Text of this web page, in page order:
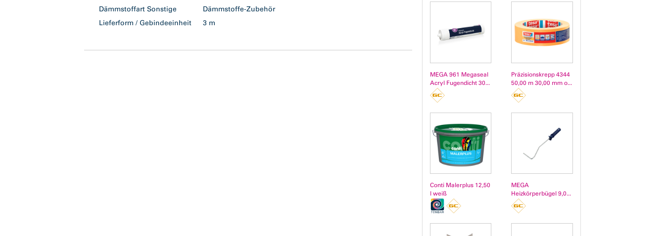
Dämmstoffart Sonstige
Dämmstoffe-Zubehör
Lieferform / Gebindeeinheit
3 m
MEGA 961 Megaseal
Acryl Fugendicht 30...
Präzisionskrepp 4344
50,00 m 30,00 mm o...
Conti Malerplus 12,50
l weiß
MEGA
Heizkörperbügel 9,0...